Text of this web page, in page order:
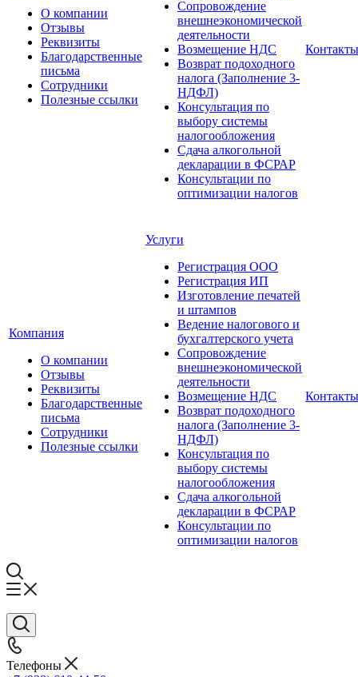
О компании
Отзывы
Реквизиты
Благодарственные
письма
Сотрудники
Полезные ссылки
Сопровождение
внешнеэкономической
деятельности
Возмещение НДС
Возврат подоходного
налога (Заполнение 3-
НДФЛ)
Консультация по
выбору системы
налогообложения
Сдача алкогольной
декларации в ФСРАР
Консультации по
оптимизации налогов
Контакты
Компания
О компании
Отзывы
Реквизиты
Благодарственные
письма
Сотрудники
Полезные ссылки
Услуги
Регистрация ООО
Регистрация ИП
Изготовление печатей
и штампов
Ведение налогового и
бухгалтерского учета
Сопровождение
внешнеэкономической
деятельности
Возмещение НДС
Возврат подоходного
налога (Заполнение 3-
НДФЛ)
Консультация по
выбору системы
налогообложения
Сдача алкогольной
декларации в ФСРАР
Консультации по
оптимизации налогов
Контакты
Телефоны